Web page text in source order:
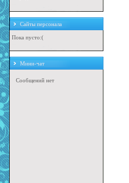
Сайты персонала
Пока пусто:(
Мини-чат